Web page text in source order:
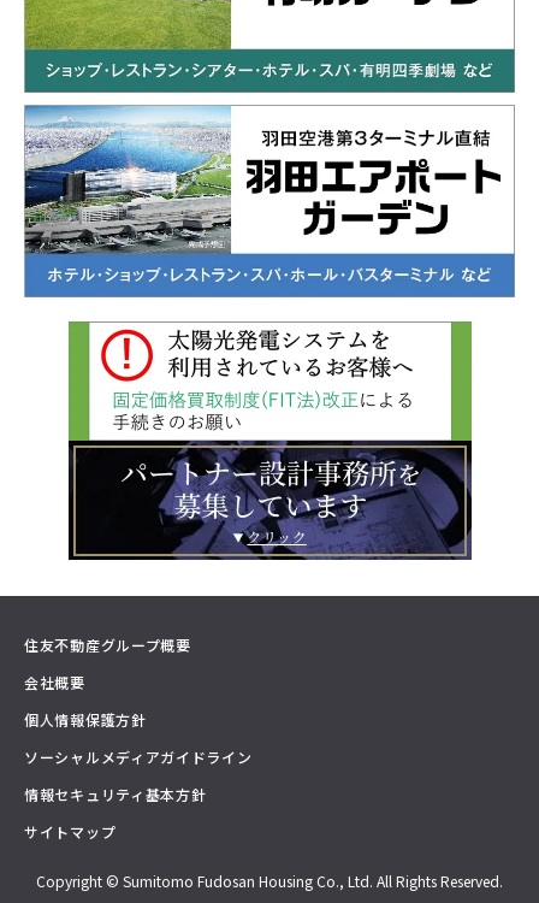
住友不動産グループ概要
会社概要
個人情報保護方針
ソーシャルメディアガイドライン
情報セキュリティ基本方針
サイトマップ
Copyright © Sumitomo Fudosan Housing Co., Ltd. All Rights Reserved.